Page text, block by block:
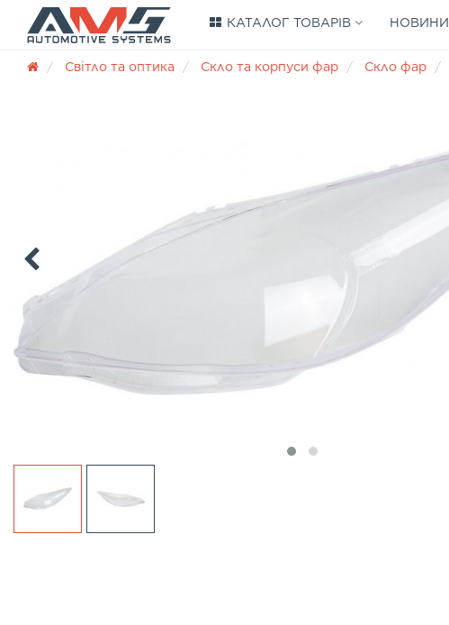
КАТАЛОГ ТОВАРІВ НОВИНИ
Світло та оптика Скло та корпуси фар Скло фар